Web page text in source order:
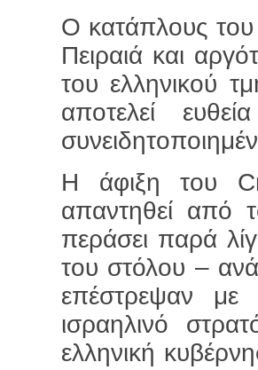
Ο κατάπλους
Πειραιά και
του ελληνικού
αποτελεί
Η άφιξη του
απαντηθεί από
περάσει παρά
του στόλου –
επέστρεψαν
ισραηλινό
ελληνική